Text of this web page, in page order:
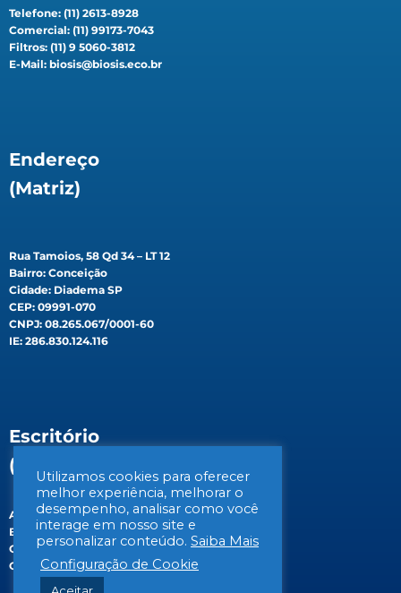
Telefone: (11) 2613-8928
Comercial: (11) 99173-7043
Filtros: (11) 9 5060-3812
E-Mail: biosis@biosis.eco.br
Endereço
(Matriz)
Rua Tamoios, 58 Qd 34 – LT 12
Bairro: Conceição
Cidade: Diadema SP
CEP: 09991-070
CNPJ: 08.265.067/0001-60
IE: 286.830.124.116
Escritório
(Filial)
Av. Gen. Valdomiro de Lima, 647B
Bairro: Jabaquara
Cidade: São Paulo/SP
CEP: 04344-070
Utilizamos cookies para oferecer
melhor experiência, melhorar o
desempenho, analisar como você
interage em nosso site e
personalizar conteúdo. Saiba Mais
Configuração de Cookie